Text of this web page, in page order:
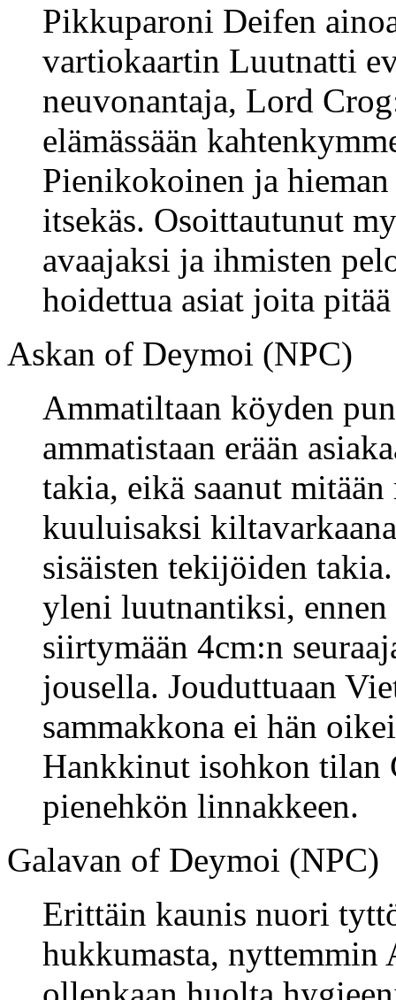
Pikkuparoni Deifen
vartiokaartin Luutnatti
neuvonantaja, Lord
elämässään
Pienikokoinen ja
itsekäs. Osoittautunut
avaajaksi ja ihmisten
hoidettua asiat joita
Askan of Deymoi (NPC)
Ammatiltaan köyden
ammatistaan erään
takia, eikä saanut
kuuluisaksi
sisäisten tekijöiden
yleni luutnantiksi,
siirtymään 4cm:n
jousella. Jouduttuaan
sammakkona ei hän
Hankkinut isohkon tilan
pienehkön linnakkeen.
Galavan of Deymoi (NPC)
Erittäin kaunis nuori
hukkumasta,